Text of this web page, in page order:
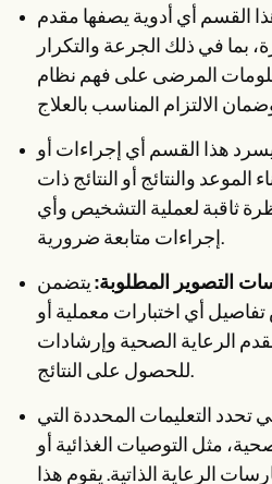
القسم أي أدوية يصفها مقدم
بما في ذلك الجرعة والتكرار
المرضى على فهم نظام
هذا القسم أي إجراءات أو
الموعد والنتائج أو النتائج ذات
ثاقبة لعملية التشخيص وأي
إجراءات متابعة ضرورية.
التصوير المطلوبة: يتضمن
أي اختبارات معملية أو
الرعاية الصحية وإرشادات
للحصول على النتائج.
تحدد التعليمات المحددة التي
مثل التوصيات الغذائية أو
الرعاية الذاتية. يقوم هذا